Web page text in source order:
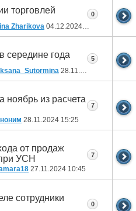
торговлей
Zharikova 04.12.2024 10:42
0
года
28.11.2024
5
ноябрь из расчета
28.11.2024 15:25
7
от продаж
УСН
27.11.2024 10:45
7
сотрудники
0